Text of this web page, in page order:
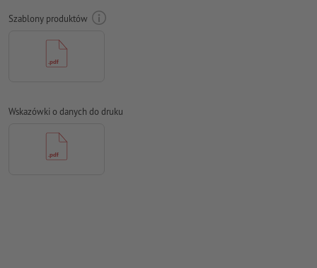
Na całym obwodzie ustaw 2 mm
odstępie co najmniej 4 mm od formatu końcowego
Czcionkimuszą być w całości osadzone lub przekształcone na
krzywe
powlekanych papierów, FOGRA52 (PSO Uncoated v3 FOGRA52)
Błędy ortograficzne i składniowe
Szablony produktów
Wskazówki o danych do druku